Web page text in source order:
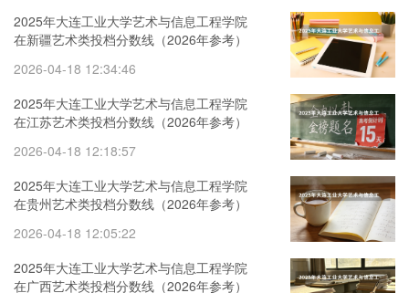
2025年大连工业大学艺术与信息工程学院
在新疆艺术类投档分数线（2026年参考）
2026-04-18 12:34:46
2025年大连工业大学艺术与信息工程学院
在江苏艺术类投档分数线（2026年参考）
2026-04-18 12:18:57
2025年大连工业大学艺术与信息工程学院
在贵州艺术类投档分数线（2026年参考）
2026-04-18 12:05:22
2025年大连工业大学艺术与信息工程学院
在广西艺术类投档分数线（2026年参考）